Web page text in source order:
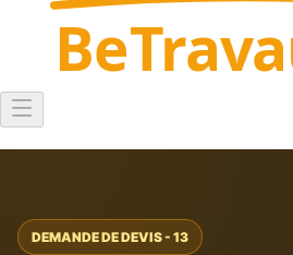
Be
DEMANDE DE DEVIS - 13